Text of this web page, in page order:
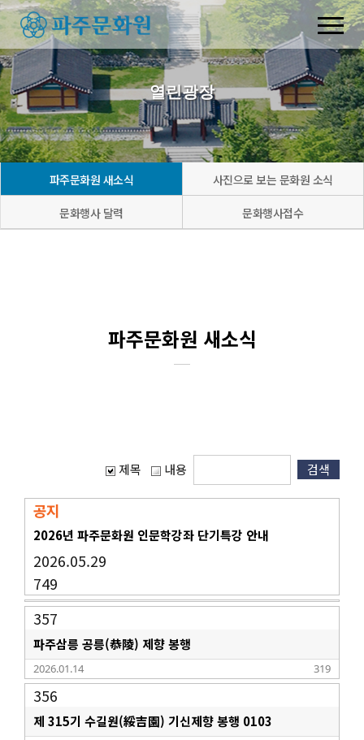
열린광장
파주문화원 새소식 사진으로 보는 문화원 소식
문화행사 달력 문화행사접수
파주문화원 새소식
제목 내용
공지
2026년 파주문화원 인문학강좌 단기특강 안내
2026.05.29
749
357
파주삼릉 공릉(恭陵) 제향 봉행
2026.01.14 319
356
제 315기 수길원(綏吉園) 기신제향 봉행 0103